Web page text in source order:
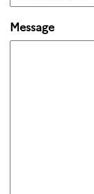
Message